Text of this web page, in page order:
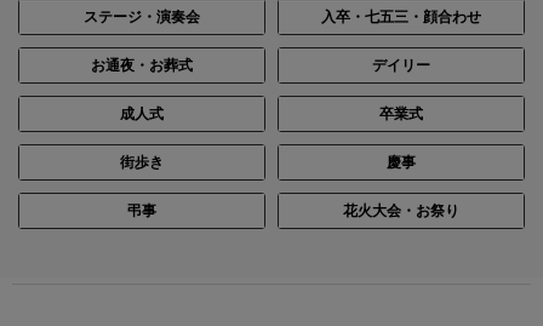
ステージ・演奏会 入卒・七五三・顔合わせ
お通夜・お葬式 デイリー
成人式 卒業式
街歩き 慶事
弔事 花火大会・お祭り